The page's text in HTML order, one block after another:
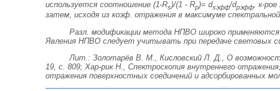
используется соотношение (1-Rs)/(1 - Rp)= dsэфф/dpэфф , к-
затем, исходя из коэф. отражения в максимуме
Разл. модификации метода НПВО широко применяются
Явления НПВО следует учитывать при передаче световых
Лит.: Золотарёв В. M., Кисловский Л. Д., О
19, с. 809; Xар-рик H., Спектроскопия внутреннего
отражения поверхностных соединений и адсорбированных